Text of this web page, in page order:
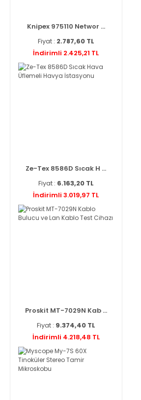
Knipex 975110 Networ ...
Fiyat : 2.787,60 TL
İndirimli 2.425,21 TL
Ze-Tex 8586D Sıcak H ...
Fiyat : 6.163,20 TL
İndirimli 3.019,97 TL
Proskit MT-7029N Kab ...
Fiyat : 9.374,40 TL
İndirimli 4.218,48 TL